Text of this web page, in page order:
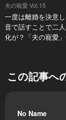
夫の寵愛 Vol.15
一度は離婚を決意
音で話すことで二
化が？「夫の寵愛
この記事へ
No Name